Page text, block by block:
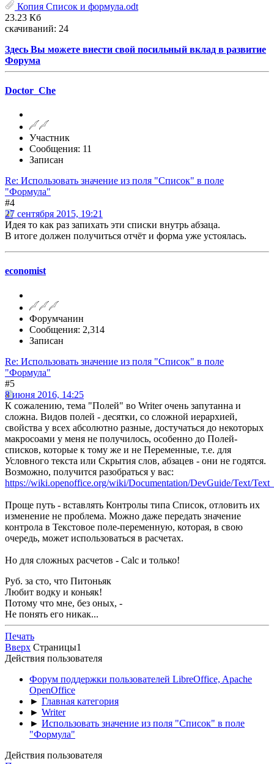
Копия Список и формула.odt
23.23 Кб
скачиваний: 24
Здесь Вы можете внести свой посильный вклад в развитие
Форума
Doctor_Che
Участник
Сообщения: 11
Записан
Re: Использовать значение из поля "Список" в поле
"Формула"
#4
27 сентября 2015, 19:21
Идея то как раз запихать эти списки внутрь абзаца.
В итоге должен получиться отчёт и форма уже устоялась.
economist
Форумчанин
Сообщения: 2,314
Записан
Re: Использовать значение из поля "Список" в поле
"Формула"
#5
8 июня 2016, 14:25
К сожалению, тема "Полей" во Writer очень запутанна и
сложна. Видов полей - десятки, со сложной иерархией,
свойства у всех абсолютно разные, достучаться до некоторых
макросоами у меня не получилось, особенно до Полей-
списков, которые к тому же и не Переменные, т.е. для
Условного текста или Скрытия слов, абзацев - они не годятся.
Возможно, получится разобраться у вас:
https://wiki.openoffice.org/wiki/Documentation/DevGuide/Text/
Проще путь - вставлять Контролы типа Список, отловить их
изменение не проблема. Можно даже передать значение
контрола в Текстовое поле-переменную, которая, в свою
очередь, может использоваться в расчетах.
Но для сложных расчетов - Calc и только!
Руб. за сто, что Питоньяк
Любит водку и коньяк!
Потому что мне, без оных, -
Не понять его никак...
Печать
Вверх Страницы1
Действия пользователя
Форум поддержки пользователей LibreOffice, Apache
OpenOffice
► Главная категория
► Writer
► Использовать значение из поля "Список" в поле
"Формула"
Действия пользователя